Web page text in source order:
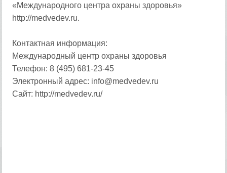
«Международного центра охраны здоровья»
http://medvedev.ru.
Контактная информация:
Международный центр охраны здоровья
Телефон: 8 (495) 681-23-45
Электронный адрес: info@medvedev.ru
Сайт: http://medvedev.ru/